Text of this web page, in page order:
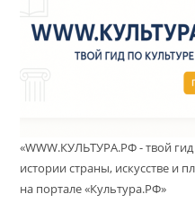
«WWW.КУЛЬТУРА.РФ - твой
истории страны, искусстве и
на портале «Культура.РФ»